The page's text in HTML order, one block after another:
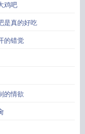
鸡吧
是真的好吃
的错觉
的情欲